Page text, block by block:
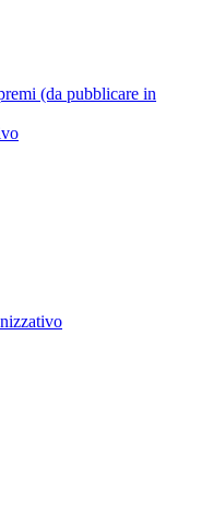
(da pubblicare in